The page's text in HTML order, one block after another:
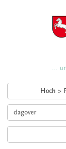
...
Hoch >